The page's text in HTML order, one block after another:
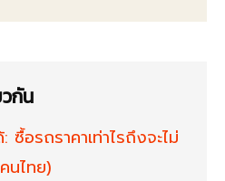
กัน
ซื้อรถราคาเท่าไรถึงจะไม่
นไทย)